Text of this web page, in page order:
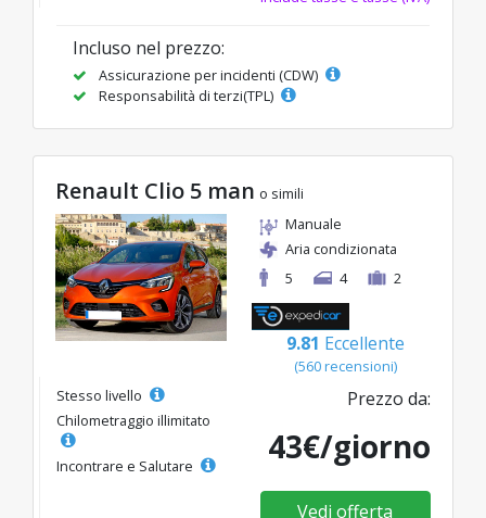
Incluso nel prezzo:
Assicurazione per incidenti (CDW)
Responsabilità di terzi(TPL)
Renault Clio 5 man o simili
Manuale
Aria condizionata
5
4 2
9.81 Eccellente
(560 recensioni)
Stesso livello
Chilometraggio illimitato
Incontrare e Salutare
Prezzo da:
43€/giorno
Vedi offerta